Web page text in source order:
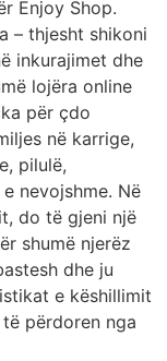
Enjoy Shop.
– thjesht shikoni
inkurajimet dhe
lojëra online
për çdo
në karrige,
pilulë,
nevojshme. Në
do të gjeni një
shumë njerëz
dhe ju
e këshillimit
përdoren nga